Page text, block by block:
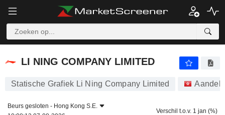
LI NING COMPANY LIMITED
LI NING COMPANY LIMITED
Statische Grafiek Li Ning Company Limited
Beurs gesloten - Hong Kong S.E.
Verschil t.o.v. 1 jan (%)